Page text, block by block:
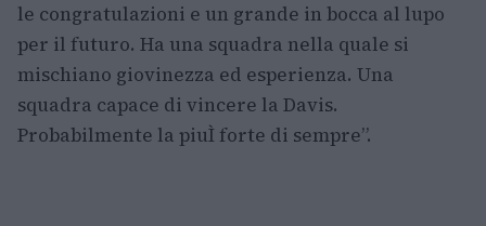
le congratulazioni e un grande in bocca al lupo
per il futuro. Ha una squadra nella quale si
mischiano giovinezza ed esperienza. Una
squadra capace di vincere la Davis.
Probabilmente la piuÌ forte di sempre”.